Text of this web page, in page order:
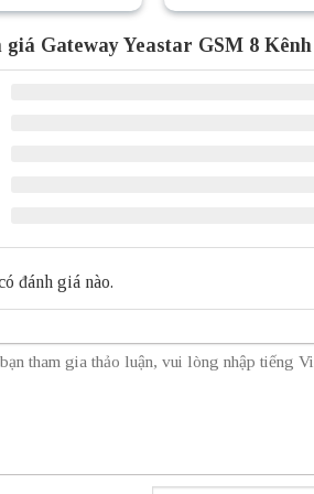
giá Gateway Yeastar GSM 8
đánh giá nào.